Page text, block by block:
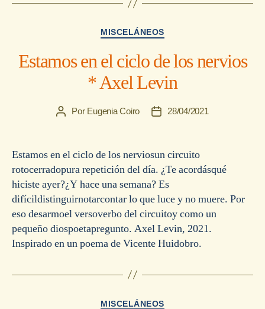
Categorías
MISCELÁNEOS
Estamos en el ciclo de los nervios
* Axel Levin
Autor
entrada
Por Eugenia Coiro
Fecha
entrada
28/04/2021
Estamos en el ciclo de los nerviosun circuito
rotocerradopura repetición del día. ¿Te acordásqué
hiciste ayer?¿Y hace una semana? Es
difícildistinguirnotarcontar lo que luce y no muere. Por
eso desarmoel versoverbo del circuitoy como un
pequeño diospoetapregunto. Axel Levin, 2021.
Inspirado en un poema de Vicente Huidobro.
Categorías
MISCELÁNEOS